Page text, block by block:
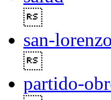
san-lorenzo
partido-